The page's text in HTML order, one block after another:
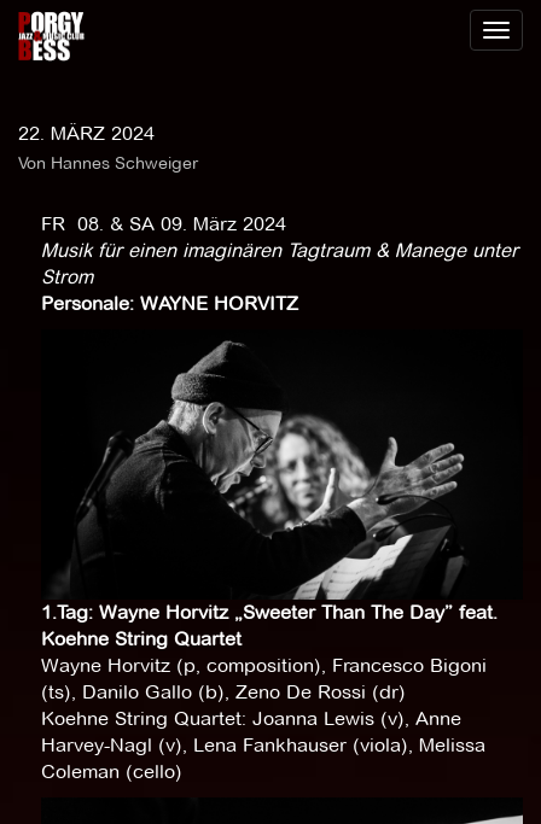
Toggle
22. MÄRZ 2024
Von Hannes Schweiger
FR 08. & SA 09. März 2024
Musik für einen imaginären Tagtraum & Manege unter
Strom
Personale: WAYNE HORVITZ
1.Tag: Wayne Horvitz „Sweeter Than The Day” feat.
Koehne String Quartet
Wayne Horvitz (p, composition), Francesco Bigoni
(ts), Danilo Gallo (b), Zeno De Rossi (dr)
Koehne String Quartet: Joanna Lewis (v), Anne
Harvey-Nagl (v), Lena Fankhauser (viola), Melissa
Coleman (cello)